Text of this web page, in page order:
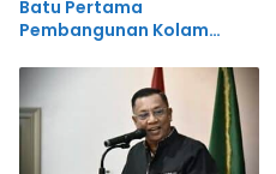
Batu Pertama
Pembangunan Kolam